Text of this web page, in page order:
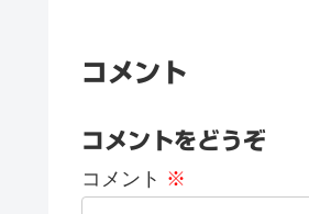
コメント
コメントをどうぞ
コメント ※